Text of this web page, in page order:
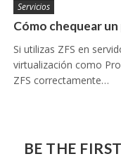
Servicios
Cómo chequear
Si utilizas ZFS en
virtualización como
ZFS correctamente…
BE THE